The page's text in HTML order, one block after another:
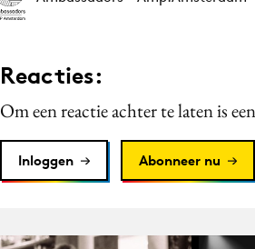
Reacties:
Om een reactie achter te laten is
Inloggen Abonneer nu